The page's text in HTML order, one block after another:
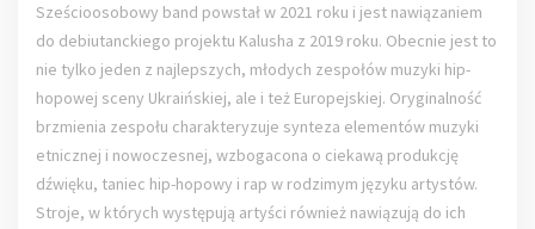
Sześcioosobowy band powstał w 2021 roku i jest nawiązaniem
do debiutanckiego projektu Kalusha z 2019 roku. Obecnie jest to
nie tylko jeden z najlepszych, młodych zespołów muzyki hip-
hopowej sceny Ukraińskiej, ale i też Europejskiej. Oryginalność
brzmienia zespołu charakteryzuje synteza elementów muzyki
etnicznej i nowoczesnej, wzbogacona o ciekawą produkcję
dźwięku, taniec hip-hopowy i rap w rodzimym języku artystów.
Stroje, w których występują artyści również nawiązują do ich